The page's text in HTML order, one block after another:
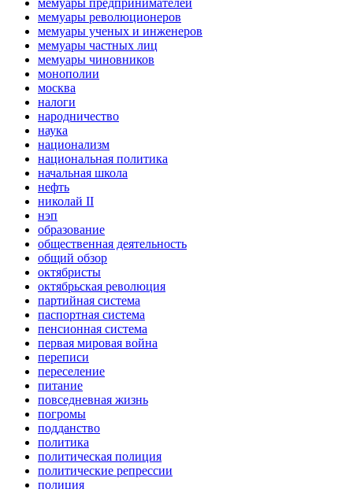
мемуары предпринимателей
мемуары революционеров
мемуары ученых и инженеров
мемуары частных лиц
мемуары чиновников
монополии
москва
налоги
народничество
наука
национализм
национальная политика
начальная школа
нефть
николай II
нэп
образование
общественная деятельность
общий обзор
октябристы
октябрьская революция
партийная система
паспортная система
пенсионная система
первая мировая война
переписи
переселение
питание
повседневная жизнь
погромы
подданство
политика
политическая полиция
политические репрессии
полиция